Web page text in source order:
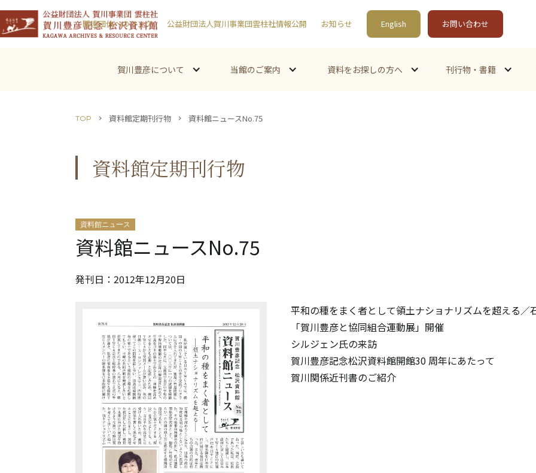
関連団体へのリンク 公益財団法人賀川事業団雲柱社情報公開 お知らせ English お問い合わせ
賀川豊彦について 当館のご案内 資料をお探しの方へ 刊行物・書籍
TOP chevron_right 資料館定期刊行物 chevron_right 資料館ニュースNo.75
資料館定期刊行物
資料館ニュース
資料館ニュースNo.75
発刊日： 2012年12月20日
平和の種をまく者として――領土ナショナリズムを超える――
「賀川豊彦と協同組合運動展」開催
シルジェン氏の来訪
賀川豊彦記念松沢資料館開館30 周年にあたって
賀川関係近刊書のご紹介